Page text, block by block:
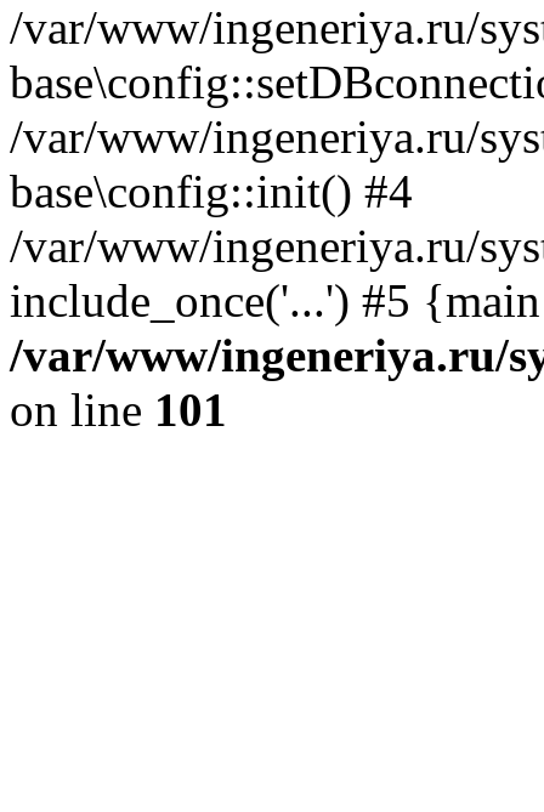
/var/www/ingeneriya.ru/
/var/www/ingeneriya.ru/
base\config::init() #4
/var/www/ingeneriya.ru/
include_once('...') #5
/var/www/ingeneriya.ru/
on line 101